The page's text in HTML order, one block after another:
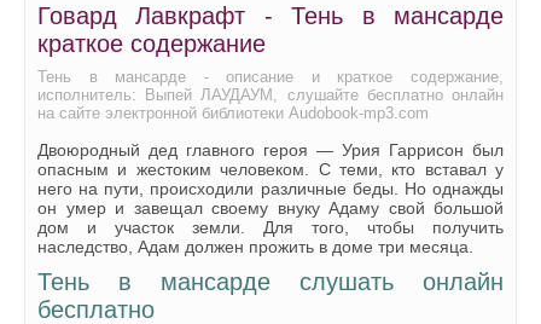
Говард Лавкрафт - Тень в мансарде
краткое содержание
Тень в мансарде - описание и краткое содержание,
исполнитель: Выпей ЛАУДАУМ, слушайте бесплатно онлайн
на сайте электронной библиотеки Audobook-mp3.com
Двоюродный дед главного героя — Урия Гаррисон был
опасным и жестоким человеком. С теми, кто вставал у
него на пути, происходили различные беды. Но однажды
он умер и завещал своему внуку Адаму свой большой
дом и участок земли. Для того, чтобы получить
наследство, Адам должен прожить в доме три месяца.
Тень в мансарде слушать онлайн
бесплатно